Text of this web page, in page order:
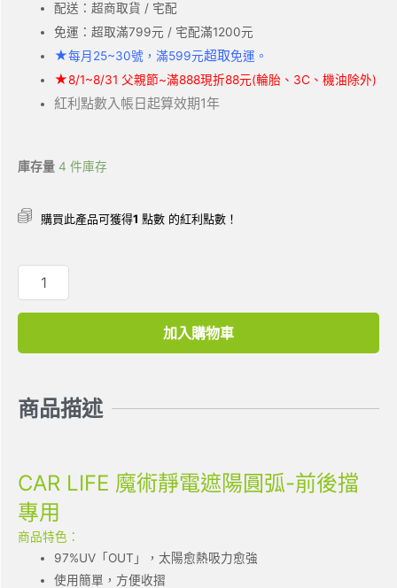
配送：超商取貨 / 宅配
免運：超取滿799元 / 宅配滿1200元
★每月25~30號，滿599元超取免運。
★8/1~8/31 父親節~滿888現折88元(輪胎、3C、機油除外)
紅利點數入帳日起算效期1年
庫存量 4 件庫存
購買此產品可獲得1 點數 的紅利點數！
加入購物車
商品描述
CAR LIFE 魔術靜電遮陽圓弧-前後擋
專用
商品特色：
97%UV「OUT」，太陽愈熱吸力愈強
使用簡單，方便收摺